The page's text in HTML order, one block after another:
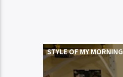
STYLE OF MY MORNING